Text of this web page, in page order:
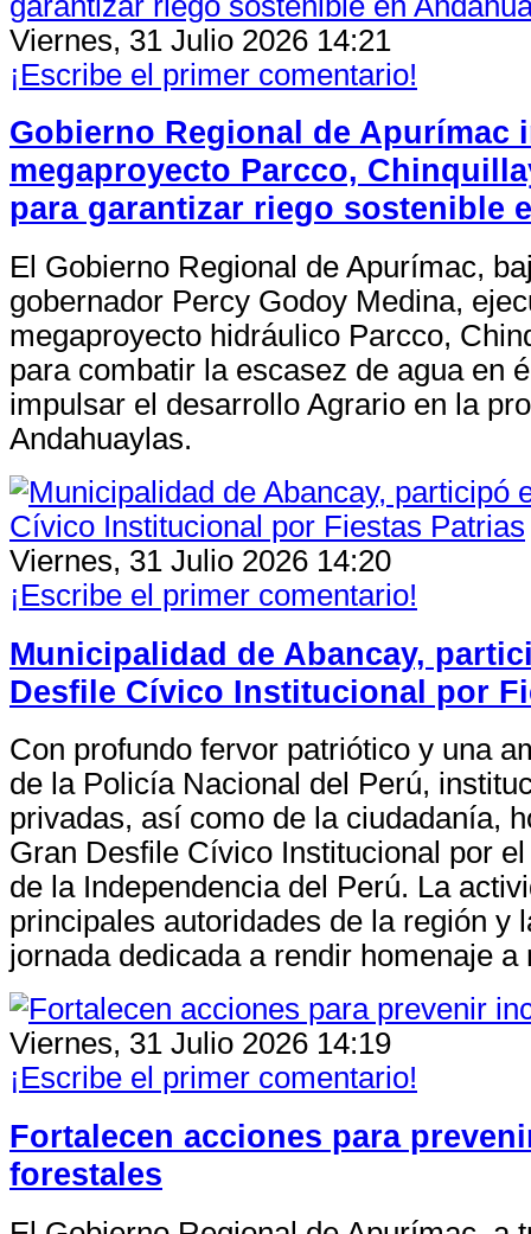
Viernes, 31 Julio 2026 14:21
¡Escribe el primer comentario!
Gobierno Regional de Apurímac
megaproyecto Parcco,
para garantizar riego sostenible
El Gobierno Regional de Apurímac,
gobernador Percy Godoy Medina,
megaproyecto hidráulico Parcco,
para combatir la escasez de agua en
impulsar el desarrollo Agrario en la
Andahuaylas.
Viernes, 31 Julio 2026 14:20
¡Escribe el primer comentario!
Municipalidad de Abancay,
Desfile Cívico Institucional por
Con profundo fervor patriótico y una
de la Policía Nacional del Perú,
privadas, así como de la ciudadanía,
Gran Desfile Cívico Institucional por
de la Independencia del Perú. La
principales autoridades de la región y
jornada dedicada a rendir homenaje a
Viernes, 31 Julio 2026 14:19
¡Escribe el primer comentario!
Fortalecen acciones para
forestales